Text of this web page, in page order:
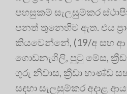
පහසුකම් සැලසුම්කර
පනත් තුනෙහිම ඇත. එය
කියවෙන්නේ, (19/අ සහ
ගොඩනැගිලි, පුටු මේස,
ගුරු නිවාස, ක්‍රීඩා භාණ්ඩ
සඳහා සැලසුම්කර අදාළ